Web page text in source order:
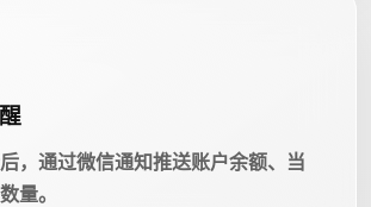
，通过微信通知推送账户余额、当
量。